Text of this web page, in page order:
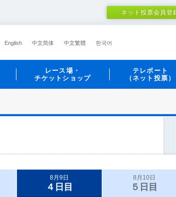
ネット投票会員登
English 中文简体 中文繁體 한국어
レース場・
チケットショップ
テレボート
（ネット投票）
8月9日
４日目
8月10日
５日目